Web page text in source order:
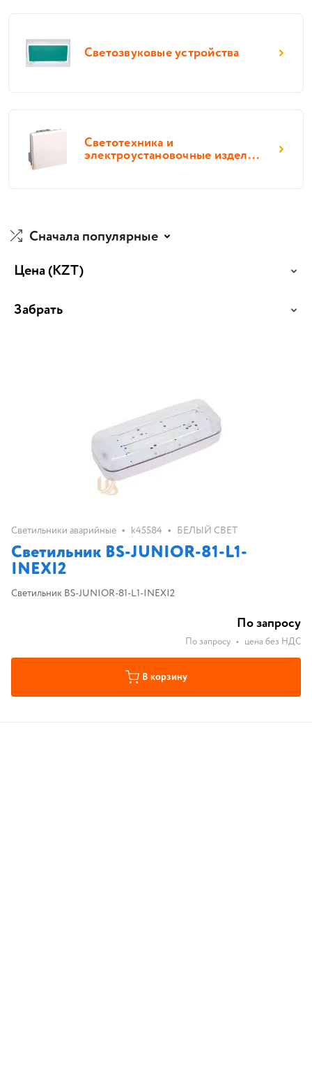
Светозвуковые устройства
Светотехника и
электроустановочные издел...
Сначала популярные
Цена(KZT)
Забрать
Светильники аварийные • k45584 • БЕЛЫЙ СВЕТ
Светильник BS-JUNIOR-81-L1-
INEXI2
Светильник BS-JUNIOR-81-L1-INEXI2
По запросу
По запросу • цена без НДС
В корзину